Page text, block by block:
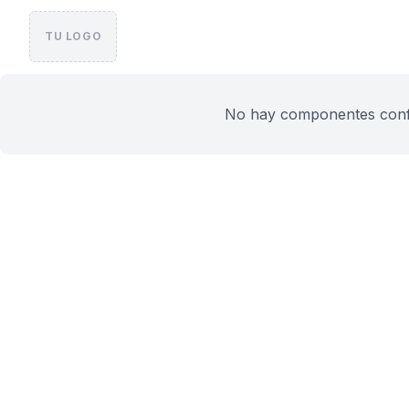
TU LOGO
No hay componentes